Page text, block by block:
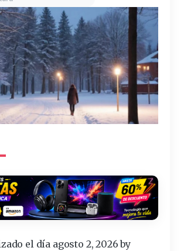
el día agosto 2, 2026 by